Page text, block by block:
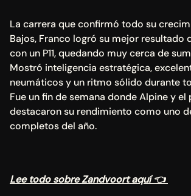
La carrera que confirmó todo su
Bajos, Franco logró su mejor resultado
con un P11, quedando muy cerca de
Mostró inteligencia estratégica,
neumáticos y un ritmo sólido durante
Fue un fin de semana donde Alpine y
destacaron su rendimiento como uno
completos del año.
Lee todo sobre Zandvoort aquí 👈